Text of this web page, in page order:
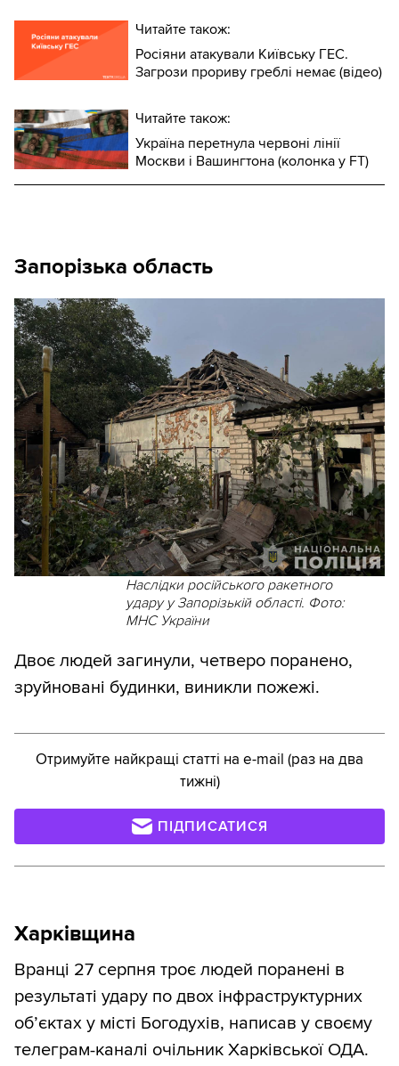
Читайте також:
Росіяни атакували Київську ГЕС.
Загрози прориву греблі немає (відео)
Читайте також:
Україна перетнула червоні лінії
Москви і Вашингтона (колонка у FT)
Запорізька область
Наслідки російського ракетного
удару у Запорізькій області. Фото:
МНС України
Двоє людей загинули, четверо поранено,
зруйновані будинки, виникли пожежі.
Отримуйте найкращі статті на e-mail (раз на два
тижні)
ПІДПИСАТИСЯ
Харківщина
Вранці 27 серпня троє людей поранені в
результаті удару по двох інфраструктурних
обʼєктах у місті Богодухів, написав у своєму
телеграм-каналі очільник Харківської ОДА.